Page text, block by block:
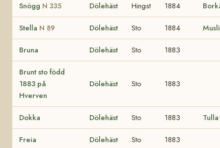
Snögg N 335 Dölehäst Hingst 1884
Stella N 89 Dölehäst Sto 1884
Bruna Dölehäst Sto 1883
Brunt sto född
1883 på
Hverven
Dölehäst Sto 1883
Dokka Dölehäst Sto 1883 Tulla
Freia Dölehäst Sto 1883